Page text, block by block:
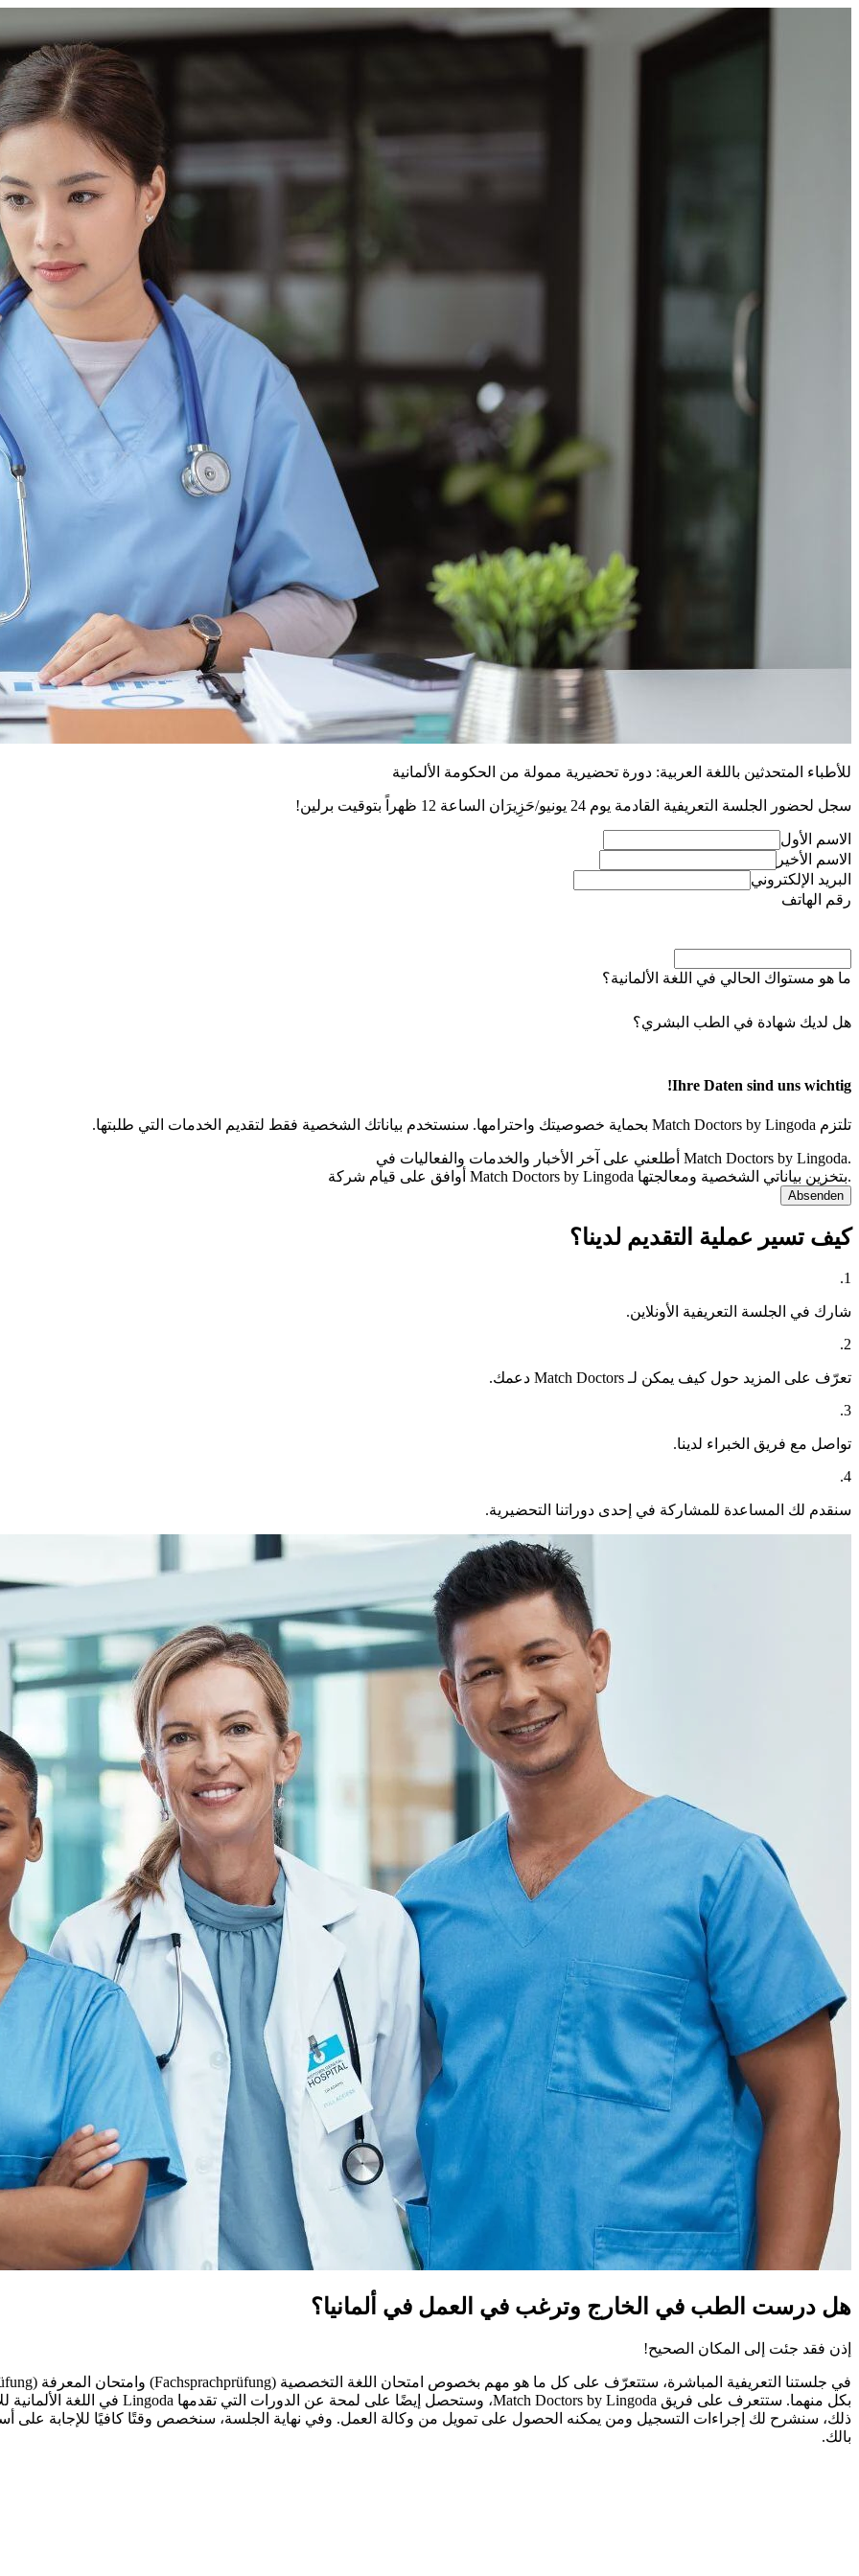
للأطباء المتحدثين باللغة العربية: دورة تحضيرية ممولة من الحكومة الألمانية
سجل لحضور الجلسة التعريفية القادمة يوم 24 يونيو/حَزِيرَان الساعة 12 ظهراً بتوقيت برلين!
الاسم الأول
الاسم الأخير
البريد الإلكتروني
رقم الهاتف
ما هو مستواك الحالي في اللغة الألمانية؟
هل لديك شهادة في الطب البشري؟
Ihre Daten sind uns wichtig!
تلتزم Match Doctors by Lingoda بحماية خصوصيتك واحترامها. سنستخدم بياناتك الشخصية فقط لتقديم الخدمات التي طلبتها.
أطلعني على آخر الأخبار والخدمات والفعاليات في Match Doctors by Lingoda.
أوافق على قيام شركة Match Doctors by Lingoda بتخزين بياناتي الشخصية ومعالجتها.
Absenden
كيف تسير عملية التقديم لدينا؟
1
.
شارك في الجلسة التعريفية الأونلاين.
2
.
تعرّف على المزيد حول كيف يمكن لـ Match Doctors دعمك.
3
.
تواصل مع فريق الخبراء لدينا.
4
.
سنقدم لك المساعدة للمشاركة في إحدى دوراتنا التحضيرية.
هل درست الطب في الخارج وترغب في العمل في ألمانيا؟
إذن فقد جئت إلى المكان الصحيح!
ذلك، سنشرح لك إجراءات التسجيل ومن يمكنه الحصول على تمويل من وكالة العمل. وفي نهاية الجلسة، سنخصص وقتًا كافيًا للإجابة على
بالك.